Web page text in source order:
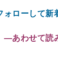
ォローして新
―あわせて読